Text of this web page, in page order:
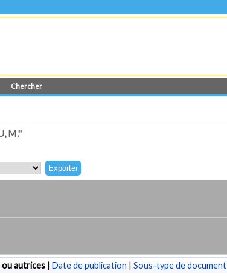
Chercher
M."
autrices | Date de publication | Sous-type de document